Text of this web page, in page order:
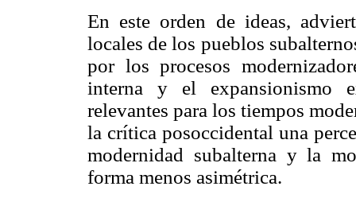
En este orden de ideas,
locales de los pueblos
por los procesos
interna y el expansionismo
relevantes para los tiempos
la crítica posoccidental una
modernidad subalterna y la
forma menos asimétrica.